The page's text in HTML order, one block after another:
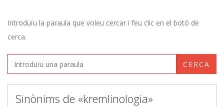
Introduïu la paraula que voleu cercar i feu clic en el botó de
cerca.
CERCA
Sinònims de «kremlinologia»